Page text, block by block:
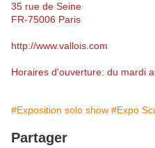
35 rue de Seine
FR-75006 Paris
http://www.vallois.com
Horaires d'ouverture: du mardi
#Exposition solo show #Expo
Partager